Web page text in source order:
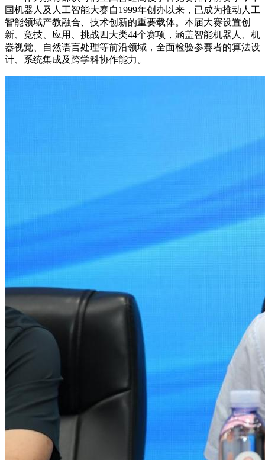
国机器人及人工智能大赛自1999年创办以来，已成为推动人工
智能领域产教融合、技术创新的重要载体。本届大赛设置创
新、竞技、应用、挑战四大类44个赛项，涵盖智能机器人、机
器视觉、自然语言处理等前沿领域，全面检验参赛者的算法设
计、系统集成及跨学科协作能力。